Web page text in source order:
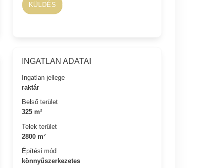
KÜLDÉS
INGATLAN ADATAI
Ingatlan jellege
raktár
Belső terület
325 m²
Telek terület
2800 m²
Építési mód
könnyűszerkezetes